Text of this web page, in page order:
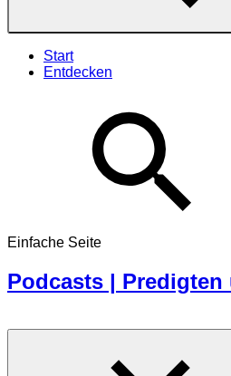
Start
Entdecken
Einfache Seite
Podcasts | Predigten